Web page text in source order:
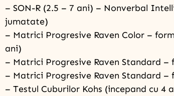
– SON-R (2.5 – 7 ani) – Nonverbal
jumatate)
– Matrici Progresive Raven Color –
ani)
– Matrici Progresive Raven Standard –
– Matrici Progresive Raven Standard
– Testul Cuburilor Kohs (incepand cu 4